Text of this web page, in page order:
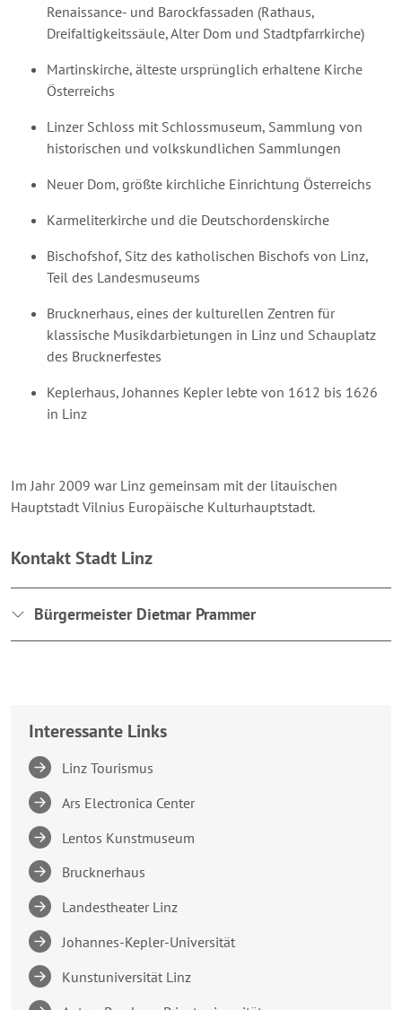
Renaissance- und Barockfassaden (Rathaus,
Dreifaltigkeitssäule, Alter Dom und Stadtpfarrkirche)
Martinskirche, älteste ursprünglich erhaltene Kirche
Österreichs
Linzer Schloss mit Schlossmuseum, Sammlung von
historischen und volkskundlichen Sammlungen
Neuer Dom, größte kirchliche Einrichtung Österreichs
Karmeliterkirche und die Deutschordenskirche
Bischofshof, Sitz des katholischen Bischofs von Linz,
Teil des Landesmuseums
Brucknerhaus, eines der kulturellen Zentren für
klassische Musikdarbietungen in Linz und Schauplatz
des Brucknerfestes
Keplerhaus, Johannes Kepler lebte von 1612 bis 1626
in Linz
Im Jahr 2009 war Linz gemeinsam mit der litauischen
Hauptstadt Vilnius Europäische Kulturhauptstadt.
Kontakt Stadt Linz
Bürgermeister Dietmar Prammer
Interessante Links
Linz Tourismus
Ars Electronica Center
Lentos Kunstmuseum
Brucknerhaus
Landestheater Linz
Johannes-Kepler-Universität
Kunstuniversität Linz